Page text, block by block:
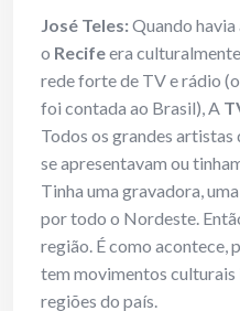
José Teles:Quando
o Recifeera
rede forte de TV e rádio
foi contada ao Brasil), A
Todos os grandes
se apresentavam ou
Tinha uma gravadora,
por todo o Nordeste.
região. É como acontece,
tem movimentos
regiões do país.